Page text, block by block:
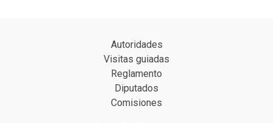
Autoridades
Visitas guiadas
Reglamento
Diputados
Comisiones